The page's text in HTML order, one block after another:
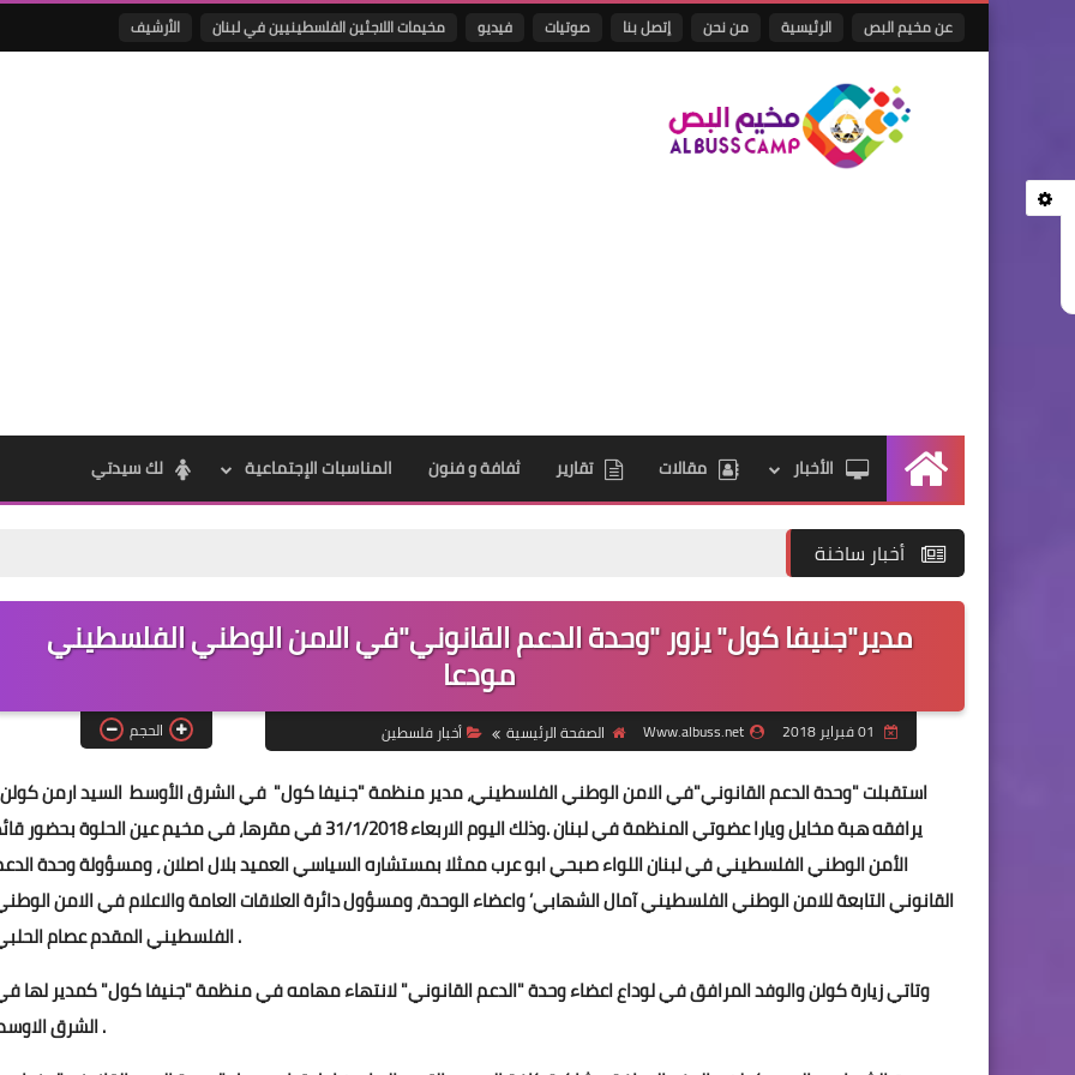
عن مخيم البص الرئيسية من نحن إتصل بنا صوتيات فيديو مخيمات اللاجئين الفلسطينيين في لبنان الأرشيف
الرئيسيةالأخبار مقالات تقارير ثفافة و فنون المناسبات الإجتماعية لك سيدتي
أخبار ساخنة
مدير"جنيفا كول" يزور "وحدة الدعم القانوني"في الامن الوطني الفلسطيني
مودعا
Www.albuss.net الصفحة الرئيسية أخبار فلسطين الحجم
استقبلت "وحدة الدعم القانوني"في الامن الوطني الفلسطيني، مدير منظمة "جنيفا كول" في الشرق الأوسط السيد ارمن كولن
يرافقه هبة مخايل ويارا عضوتي المنظمة في لبنان .وذلك اليوم الاربعاء 31/1/2018 في مقرها، في مخيم عين الحلوة بحضور
الأمن الوطني الفلسطيني في لبنان اللواء صبحي ابو عرب ممثلا بمستشاره السياسي العميد بلال اصلان ، ومسؤولة وحدة
القانوني التابعة للامن الوطني الفلسطيني آمال الشهابي’ واعضاء الوحدة، ومسؤول دائرة العلاقات العامة والاعلام في الامن
الفلسطيني المقدم عصام الحلبي .
وتاتي زيارة كولن والوفد المرافق في لوداع اعضاء وحدة "الدعم القانوني" لانتهاء مهامه في منظمة "جنيفا كول" كمدير لها
الشرق الاوسط .
Www.albuss.net
10 أغسطس 2017
Www.albuss.net
10 أغسطس 2017